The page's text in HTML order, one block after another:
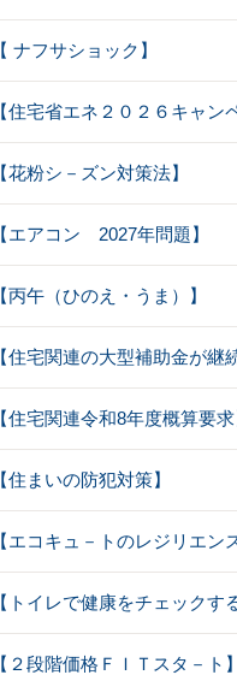
ナフサショック】
住宅省エネ２０２６キャン
花粉シ－ズン対策法】
エアコン 2027年問題】
丙午（ひのえ・うま）】
住宅関連の大型補助金が継
住宅関連令和8年度概算要求
まいの防犯対策】
エコキュ－トのレジリエン
トイレで健康をチェックす
２段階価格ＦＩＴスタ－ト】